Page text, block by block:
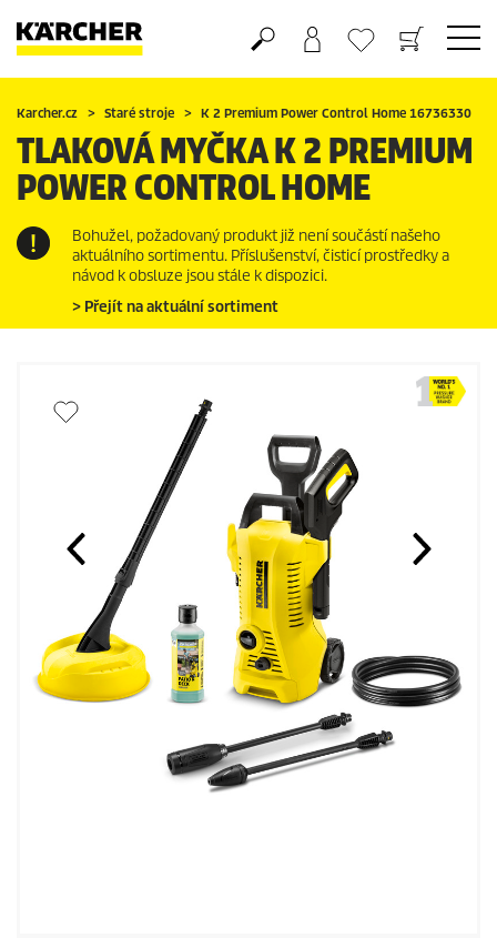
Nákupní košík
Seznam oblíbených produktů
Karcher.cz Staré stroje K 2 Premium Power Control Home 16736330
TLAKOVÁ MYČKA K 2 PREMIUM
POWER CONTROL HOME
Bohužel, požadovaný produkt již není součástí našeho
aktuálního sortimentu. Příslušenství, čisticí prostředky a
návod k obsluze jsou stále k dispozici.
> Přejít na aktuální sortiment